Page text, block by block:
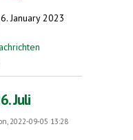
January 2023
Juli
2022-09-05 13:28